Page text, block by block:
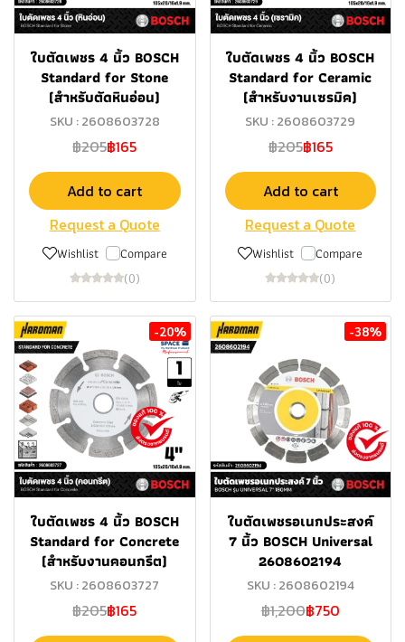
ใบตัดเพชร 4 นิ้ว BOSCH
Standard for Stone
(สำหรับตัดหินอ่อน)
SKU : 2608603728
฿205฿165
Add to cart
Request a Quote
Wishlist Compare
(0)
ใบตัดเพชร 4 นิ้ว BOSCH
Standard for Ceramic
(สำหรับงานเซรมิค)
SKU : 2608603729
฿205฿165
Add to cart
Request a Quote
Wishlist Compare
(0)
-20%
ใบตัดเพชร 4 นิ้ว BOSCH
Standard for Concrete
(สำหรับงานคอนกรีต)
SKU : 2608603727
฿205฿165
-38%
ใบตัดเพชรอเนกประสงค์
7 นิ้ว BOSCH Universal
2608602194
SKU : 2608602194
฿1,200฿750